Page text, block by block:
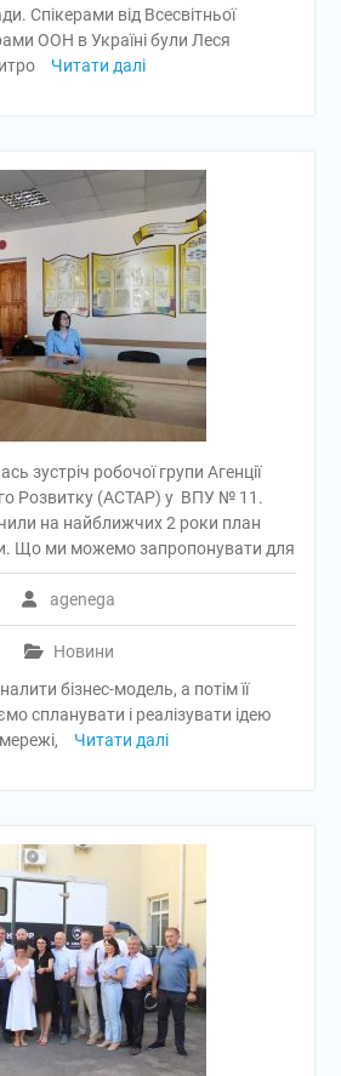
Спікерами від Всесвітньої
ООН в Україні були Леся
Читати далі
agenega
Новини
зустріч робочої групи Агенції
Розвитку (АСТАР) у ВПУ № 11.
на найближчих 2 роки план
Що ми можемо запропонувати для
бізнес-модель, а потім її
спланувати і реалізувати ідею
Читати далі